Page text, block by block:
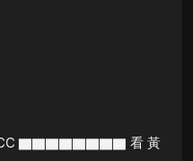
▇▇▇▇▇▇▇▇ 看 黃